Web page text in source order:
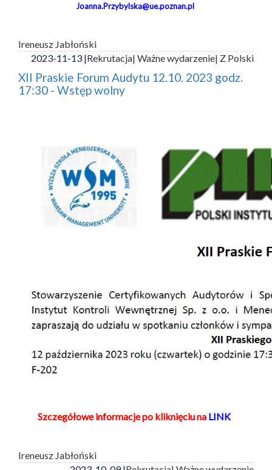
Joanna.Przybylska@ue.poznan.pl
Ireneusz Jabłoński
2023-11-13 |Rekrutacja| Ważne wydarzenie| Z Polski
XII Praskie Forum Audytu 12.10. 2023 godz.
17:30 - Wstęp wolny
Szczegółowe informacje po kliknięciu na LINK
Ireneusz Jabłoński